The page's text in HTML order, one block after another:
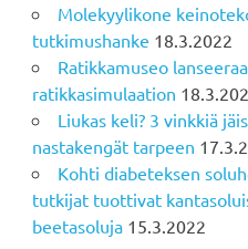
Molekyylikone
tutkimushanke 18.3.2022
Ratikkamuseo
ratikkasimulaation
Liukas keli? 3 vinkkiä
nastakengät tarpeen
Kohti diabeteksen
tutkijat tuottivat
beetasoluja 15.3.2022